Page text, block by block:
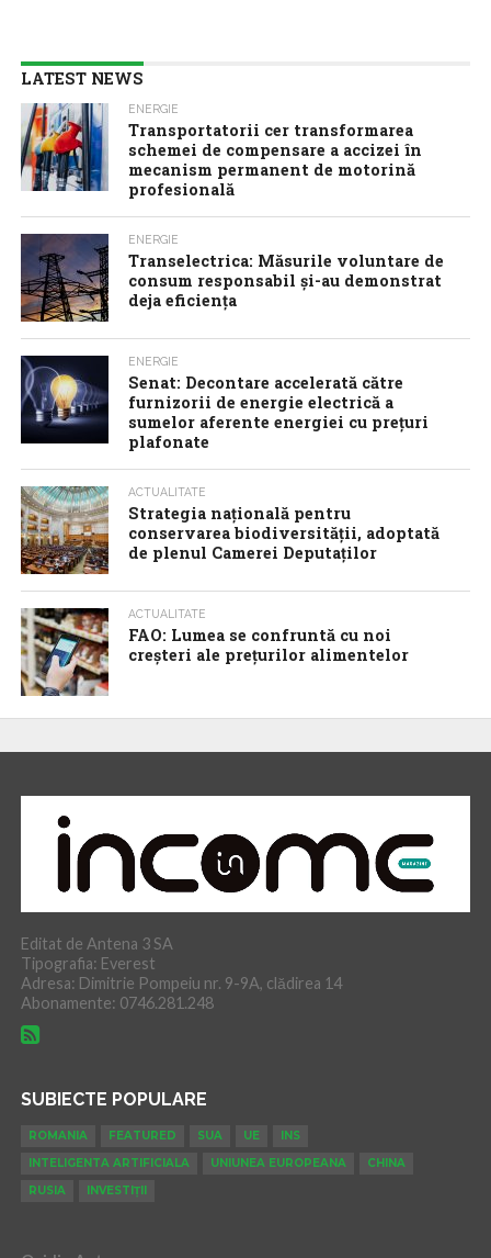
LATEST NEWS
ENERGIE
Transportatorii cer transformarea
schemei de compensare a accizei în
mecanism permanent de motorină
profesională
ENERGIE
Transelectrica: Măsurile voluntare de
consum responsabil şi-au demonstrat
deja eficienţa
ENERGIE
Senat: Decontare accelerată către
furnizorii de energie electrică a
sumelor aferente energiei cu prețuri
plafonate
ACTUALITATE
Strategia națională pentru
conservarea biodiversității, adoptată
de plenul Camerei Deputaților
ACTUALITATE
FAO: Lumea se confruntă cu noi
creșteri ale prețurilor alimentelor
Editat de Antena 3 SA
Tipografia: Everest
Adresa: Dimitrie Pompeiu nr. 9-9A, clădirea 14
Abonamente: 0746.281.248
SUBIECTE POPULARE
ROMANIA FEATURED SUA UE
INS
INTELIGENTA ARTIFICIALA
UNIUNEA EUROPEANA
CHINA
RUSIA
INVESTIȚII